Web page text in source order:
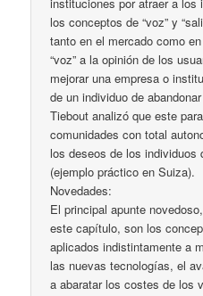
los conceptos de “voz” y
tanto en el mercado como
“voz” a la opinión de los
mejorar una empresa o
de un individuo de
Tiebout analizó que este
comunidades con total
los deseos de los individuos
(ejemplo práctico en Suiza).
Novedades:
El principal apunte
este capítulo, son los
aplicados indistintamente a
las nuevas tecnologías, el
a abaratar los costes de los